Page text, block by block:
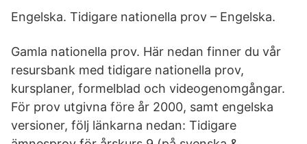
Engelska. Tidigare nationella prov – Engelska.
Gamla nationella prov. Här nedan finner du vår
resursbank med tidigare nationella prov,
kursplaner, formelblad och videogenomgångar.
För prov utgivna före år 2000, samt engelska
versioner, följ länkarna nedan: Tidigare